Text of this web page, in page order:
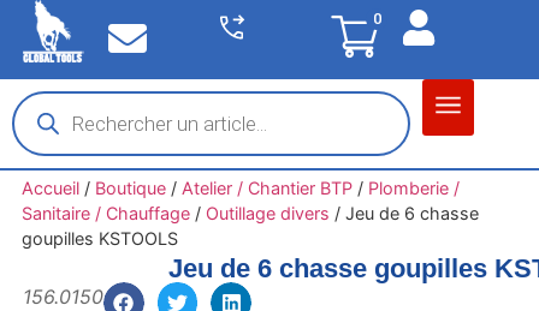
0
Accueil/ Boutique/ Atelier / Chantier BTP/ Plomberie /
Sanitaire / Chauffage/ Outillage divers / Jeu de 6 chasse
goupilles KSTOOLS
Jeu de 6 chasse goupilles
156.0150